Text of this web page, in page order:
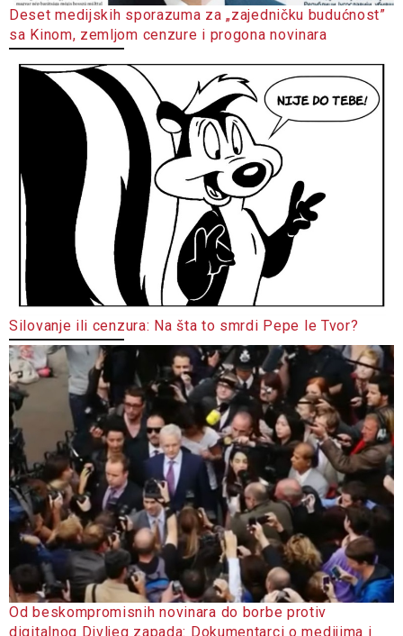
Deset medijskih sporazuma za „zajedničku budućnost”
sa Kinom, zemljom cenzure i progona novinara
Silovanje ili cenzura: Na šta to smrdi Pepe le Tvor?
Od beskompromisnih novinara do borbe protiv
digitalnog Divljeg zapada: Dokumentarci o medijima i